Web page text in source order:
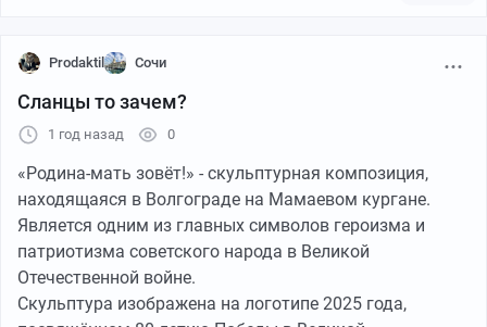
морской прогулке напишу в следующем посте.
Prodaktil Сочи
Сланцы то зачем?
1 год назад 0
«Родина-мать зовёт!» - скульптурная композиция,
находящаяся в Волгограде на Мамаевом кургане.
Является одним из главных символов героизма и
патриотизма советского народа в Великой
Отечественной войне.
Скульптура изображена на логотипе 2025 года,